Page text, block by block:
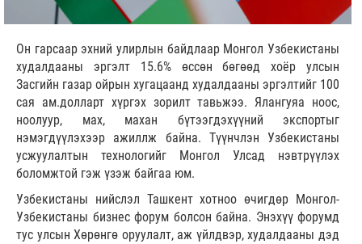
Он гарсаар эхний улирлын байдлаар Монгол Узбекистаны
худалдааны эргэлт 15.6% өссөн бөгөөд хоёр улсын
Засгийн газар ойрын хугацаанд худалдааны эргэлтийг 100
сая ам.долларт хүргэх зорилт тавьжээ. Ялангуяа ноос,
ноолуур, мах, махан бүтээгдэхүүний экспортыг
нэмэгдүүлэхээр ажиллж байна. Түүнчлэн Узбекистаны
усжуулалтын технологийг Монгол Улсад нэвтрүүлэх
боломжтой гэж үзэж байгаа юм.
Узбекистаны нийслэл Ташкент хотноо өчигдөр Монгол-
Узбекистаны бизнес форум болсон байна. Энэхүү форумд
тус улсын Хөрөнгө оруулалт, аж үйлдвэр, худалдааны дэд